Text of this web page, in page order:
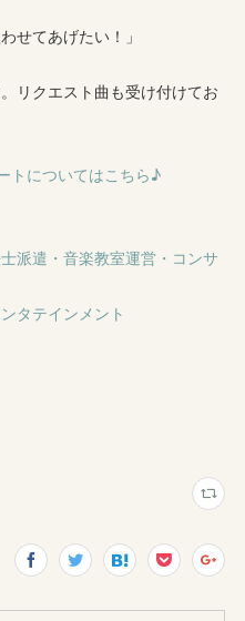
せてあげたい！」
リクエスト曲も受け付けてお
トについてはこちら♪
派遣・音楽教室運営・コンサ
タテインメント